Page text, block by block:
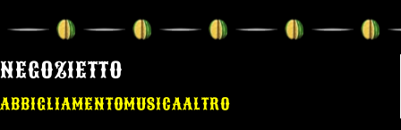
NEGOZIETTO
ABBIGLIAMENTOMUSICAALTRO